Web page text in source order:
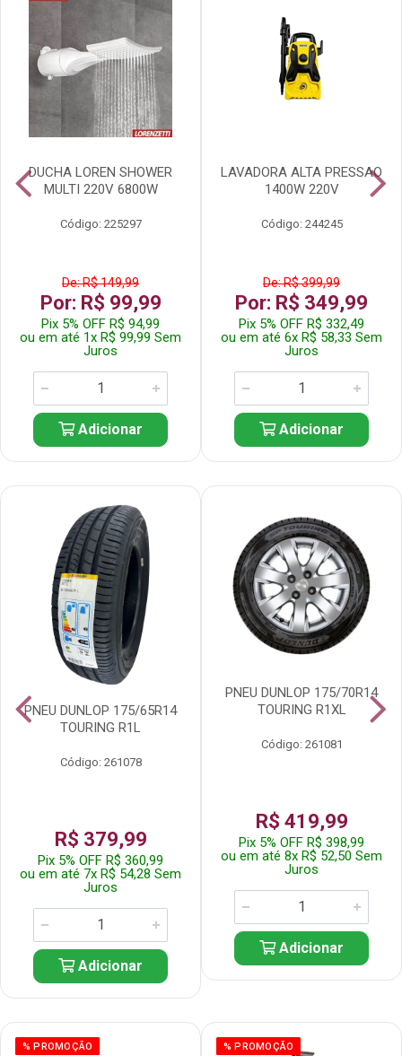
DUCHA LOREN SHOWER
MULTI 220V 6800W
Código: 225297
De: R$ 149,99
Por: R$ 99,99
Pix 5% OFF R$ 94,99
ou em até 1x R$ 99,99 Sem
Juros
Adicionar
LAVADORA ALTA PRESSAO
1400W 220V
Código: 244245
De: R$ 399,99
Por: R$ 349,99
Pix 5% OFF R$ 332,49
ou em até 6x R$ 58,33 Sem
Juros
Adicionar
PNEU DUNLOP 175/65R14
TOURING R1L
Código: 261078
R$ 379,99
Pix 5% OFF R$ 360,99
ou em até 7x R$ 54,28 Sem
Juros
Adicionar
PNEU DUNLOP 175/70R14
TOURING R1XL
Código: 261081
R$ 419,99
Pix 5% OFF R$ 398,99
ou em até 8x R$ 52,50 Sem
Juros
Adicionar
% PROMOÇÃO % PROMOÇÃO